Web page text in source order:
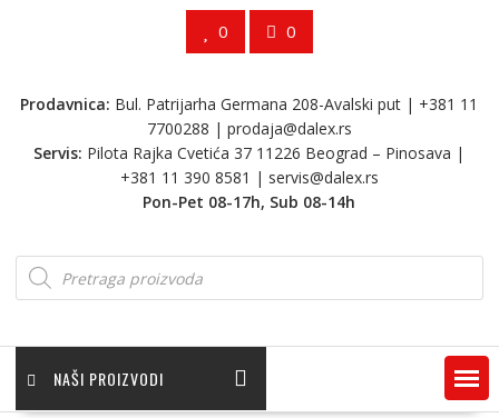
0 0
Prodavnica: Bul. Patrijarha Germana 208-Avalski put | +381 11
7700288 | prodaja@dalex.rs
Servis: Pilota Rajka Cvetića 37 11226 Beograd – Pinosava |
+381 11 390 8581 | servis@dalex.rs
Pon-Pet 08-17h, Sub 08-14h
NAŠI PROIZVODI